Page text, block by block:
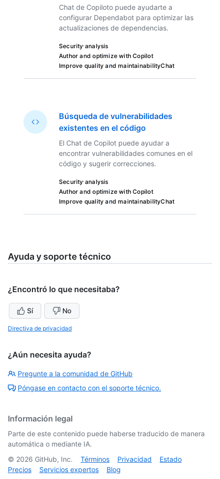
Chat de Copiloto puede ayudarte a
configurar Dependabot para optimizar las
actualizaciones de dependencias.
Security analysis
Author and optimize with Copilot
Improve quality and maintainabilityChat
Búsqueda de vulnerabilidades
existentes en el código
El Chat de Copilot puede ayudar a
encontrar vulnerabilidades comunes en el
código y sugerir correcciones.
Security analysis
Author and optimize with Copilot
Improve quality and maintainabilityChat
Ayuda y soporte técnico
¿Encontró lo que necesitaba?
Sí No
Directiva de privacidad
¿Aún necesita ayuda?
Pregunte a la comunidad de GitHub
Póngase en contacto con el soporte técnico.
Información legal
Parte de este contenido puede haberse traducido de manera
automática o mediante IA.
© 2026 GitHub, Inc. Términos Privacidad
Estado
Precios
Servicios expertos Blog